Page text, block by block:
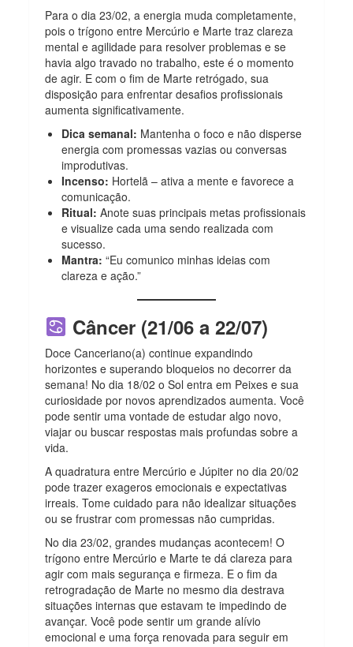
Para o dia 23/02, a energia muda completamente,
pois o trígono entre Mercúrio e Marte traz clareza
mental e agilidade para resolver problemas e se
havia algo travado no trabalho, este é o momento
de agir. E com o fim de Marte retrógado, sua
disposição para enfrentar desafios profissionais
aumenta significativamente.
Dica semanal: Mantenha o foco e não disperse
energia com promessas vazias ou conversas
improdutivas.
Incenso: Hortelã – ativa a mente e favorece a
comunicação.
Ritual: Anote suas principais metas profissionais
e visualize cada uma sendo realizada com
sucesso.
Mantra: “Eu comunico minhas ideias com
clareza e ação.”
Câncer (21/06 a 22/07)
Doce Canceriano(a) continue expandindo
horizontes e superando bloqueios no decorrer da
semana! No dia 18/02 o Sol entra em Peixes e sua
curiosidade por novos aprendizados aumenta. Você
pode sentir uma vontade de estudar algo novo,
viajar ou buscar respostas mais profundas sobre a
vida.
A quadratura entre Mercúrio e Júpiter no dia 20/02
pode trazer exageros emocionais e expectativas
irreais. Tome cuidado para não idealizar situações
ou se frustrar com promessas não cumpridas.
No dia 23/02, grandes mudanças acontecem! O
trígono entre Mercúrio e Marte te dá clareza para
agir com mais segurança e firmeza. E o fim da
retrogradação de Marte no mesmo dia destrava
situações internas que estavam te impedindo de
avançar. Você pode sentir um grande alívio
emocional e uma força renovada para seguir em